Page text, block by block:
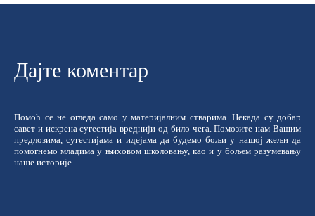
Дајте коментар
Помоћ се не огледа само у материјалним стварима. Некада су добар
савет и искрена сугестија вреднији од било чега. Помозите нам Вашим
предлозима, сугестијама и идејама да будемо бољи у нашој жељи да
помогнемо младима у њиховом школовању, као и у бољем разумевању
наше историје.